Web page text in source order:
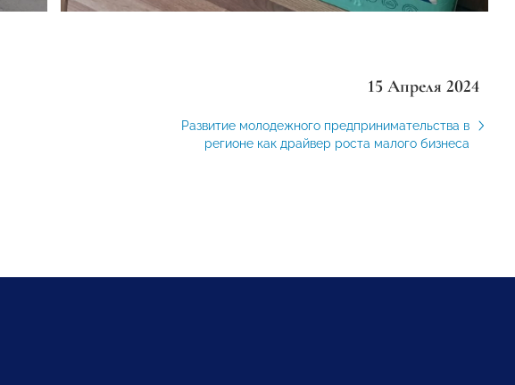
15 Апреля 2024
Развитие молодежного предпринимательства в
регионе как драйвер роста малого бизнеса